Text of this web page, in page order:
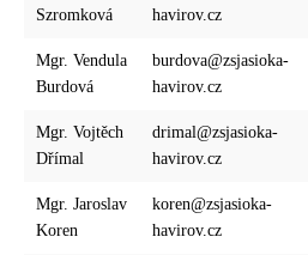
Szromková
havirov.cz
Mgr. Vendula
Burdová
burdova@zsjasioka-
havirov.cz
Mgr. Vojtěch
Dřímal
drimal@zsjasioka-
havirov.cz
Mgr. Jaroslav
Koren
koren@zsjasioka-
havirov.cz